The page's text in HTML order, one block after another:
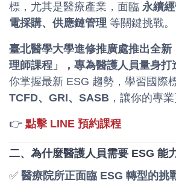
標，尤其是醫療產業，面臨 永續
電採購、供應鏈管理 等關鍵挑戰。
臺北醫學大學進修推廣處推出全新
理師課程」，專為醫護人員量身打
你掌握最新 ESG 趨勢，學習國際
TCFD、GRI、SASB ，讓你的專
👉 點擊 LINE 預約課程
二、為什麼醫護人員需要 ESG 能
✅ 醫療院所正面臨 ESG 轉型的挑